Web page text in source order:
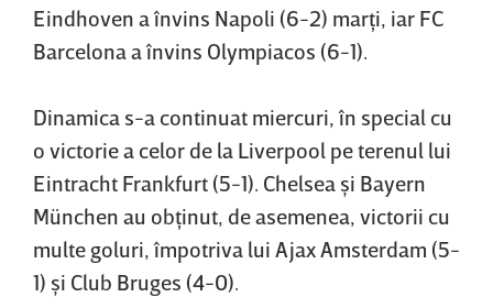
Eindhoven a învins Napoli (6-2) marţi, iar FC
Barcelona a învins Olympiacos (6-1).
Dinamica s-a continuat miercuri, în special cu
o victorie a celor de la Liverpool pe terenul lui
Eintracht Frankfurt (5-1). Chelsea şi Bayern
München au obţinut, de asemenea, victorii cu
multe goluri, împotriva lui Ajax Amsterdam (5-
1) şi Club Bruges (4-0).